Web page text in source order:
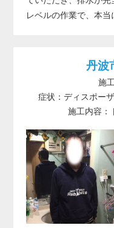
レベルの作業で、本当
丹波
施
症状：ディスポー
施工内容：